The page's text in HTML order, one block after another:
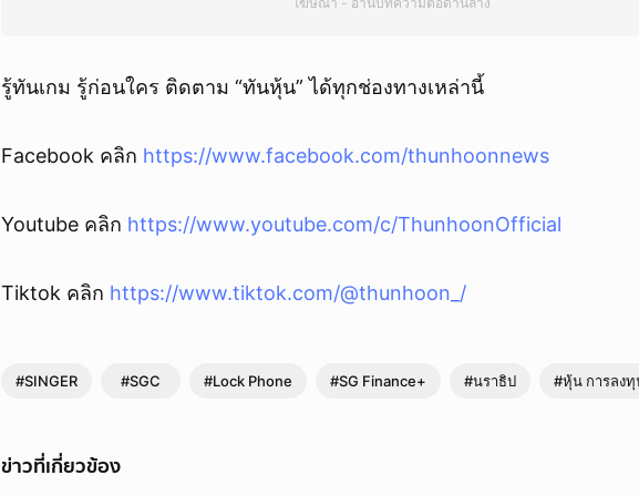
รู้ทันเกม รู้ก่อนใคร ติดตาม “ทันหุ้น” ได้ทุกช่องทางเหล่านี้
Facebook คลิก https://www.facebook.com/thunhoonnews
Youtube คลิก https://www.youtube.com/c/ThunhoonOfficial
Tiktok คลิก https://www.tiktok.com/@thunhoon_/
#SINGER #SGC #Lock Phone #SG Finance+ #นราธิป #หุ้น การลง
ข่าวที่เกี่ยวข้อง